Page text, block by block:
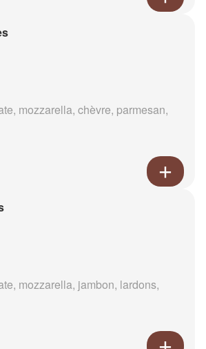
mozzarella, chèvre, parmesan,
mozzarella, jambon, lardons,